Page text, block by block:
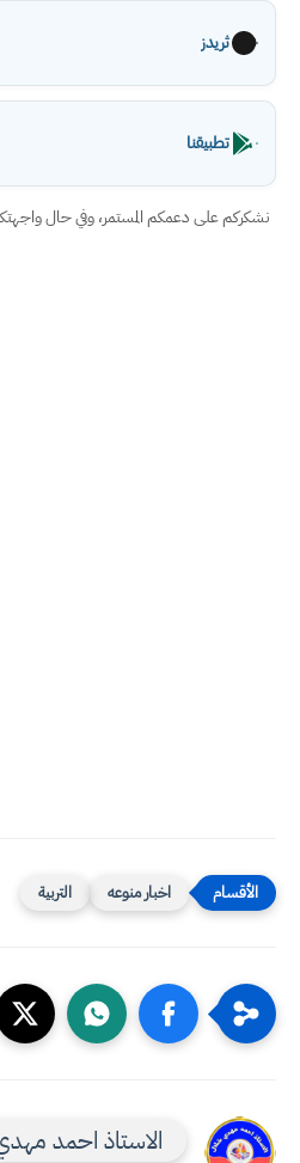
ثريدز
تطبيقنا
نشكركم على دعمكم المستمر، وفي حال
اخبار منوعه التربية
الاستاذ احمد مهدي